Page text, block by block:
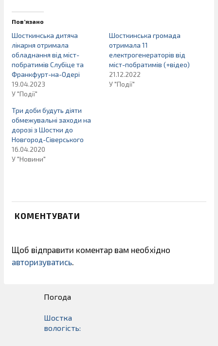
Пов’язано
Шосткинська дитяча
лікарня отримала
обладнання від міст-
побратимів Слубіце та
Франкфурт-на-Одері
19.04.2023
У "Події"
Шосткинська громада
отримала 11
електрогенераторів від
міст-побратимів (+відео)
21.12.2022
У "Події"
Три доби будуть діяти
обмежувальні заходи на
дорозі з Шостки до
Новгород-Сіверського
16.04.2020
У "Новини"
КОМЕНТУВАТИ
Щоб відправити коментар вам необхідно
авторизуватись.
Погода
Шостка
вологість: